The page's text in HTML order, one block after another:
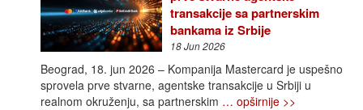
transakcije sa partnerskim
bankama iz Srbije
18 Jun 2026
Beograd, 18. jun 2026 – Kompanija Mastercard je uspešno
sprovela prve stvarne, agentske transakcije u Srbiji u
realnom okruženju, sa partnerskim … opširnije >>